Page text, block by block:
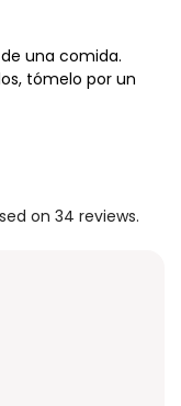
una comida.
tómelo por un
on 34 reviews.